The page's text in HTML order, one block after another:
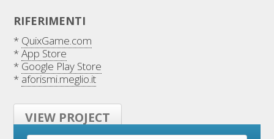
RIFERIMENTI
* QuixGame.com
*App Store
* Google Play Store
* aforismi.meglio.it
VIEW PROJECT